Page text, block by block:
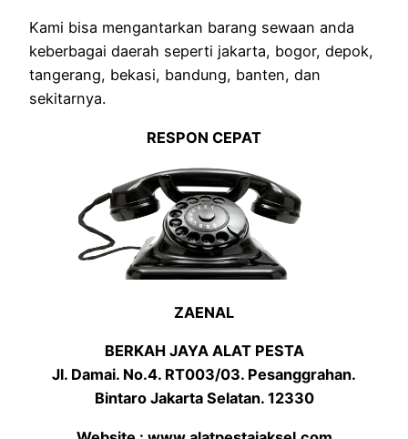
Kami bisa mengantarkan barang sewaan anda
keberbagai daerah seperti jakarta, bogor, depok,
tangerang, bekasi, bandung, banten, dan
sekitarnya.
RESPON CEPAT
ZAENAL
BERKAH JAYA ALAT PESTA
Jl. Damai. No.4. RT003/03. Pesanggrahan.
Bintaro Jakarta Selatan. 12330